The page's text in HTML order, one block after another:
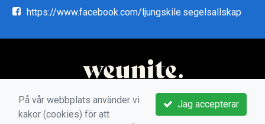
https://www.facebook.com/ljungskile.segelsallskap
Jag accepterar
På vår webbplats använder vi
kakor (cookies) för att